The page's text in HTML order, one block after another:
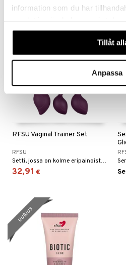
information som du har
våra cookies vid fortsatt
Tillåt
Anpassa
RFSU Vaginal Trainer Set
RFSU
Setti, jossa on kolme eripainoista puristuspalloa.
32,91 €
uutuus